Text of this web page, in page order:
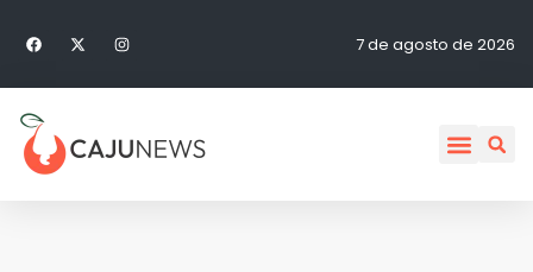
7 de agosto de 2026